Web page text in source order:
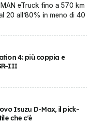
eTruck fino a 570 km
20 all’80% in meno di 40
4: più coppia e
III
Isuzu D-Max, il pick-
che c'è